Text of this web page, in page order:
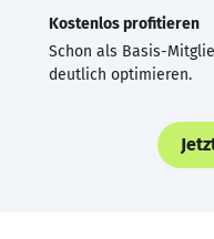
Kostenlos profitieren
Schon als Basis-
deutlich optimieren.